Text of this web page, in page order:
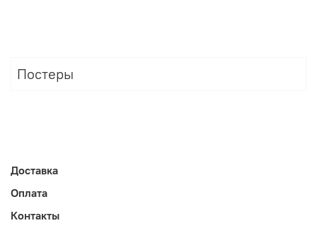
Постеры
Доставка
Оплата
Контакты